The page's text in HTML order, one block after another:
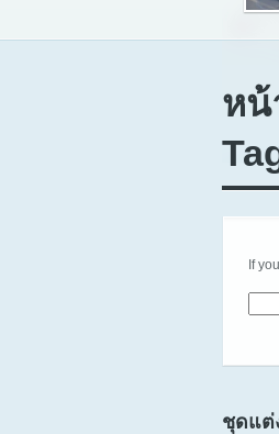
หน้
If
ชุดแต่